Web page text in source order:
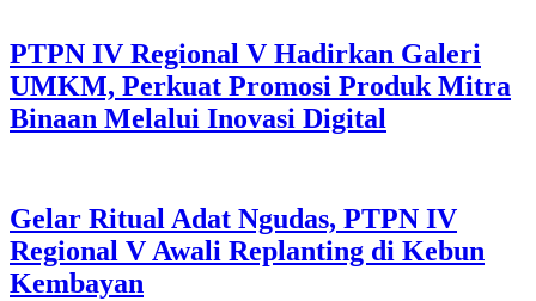
PTPN IV Regional V Hadirkan Galeri
UMKM, Perkuat Promosi Produk Mitra
Binaan Melalui Inovasi Digital
Gelar Ritual Adat Ngudas, PTPN IV
Regional V Awali Replanting di Kebun
Kembayan